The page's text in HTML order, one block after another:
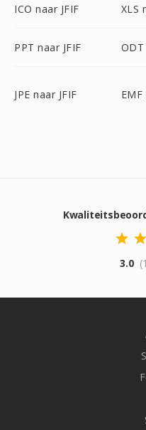
ICO naar JFIF XLS
PPT naar JFIF ODT
JPE naar JFIF EMF
3.0